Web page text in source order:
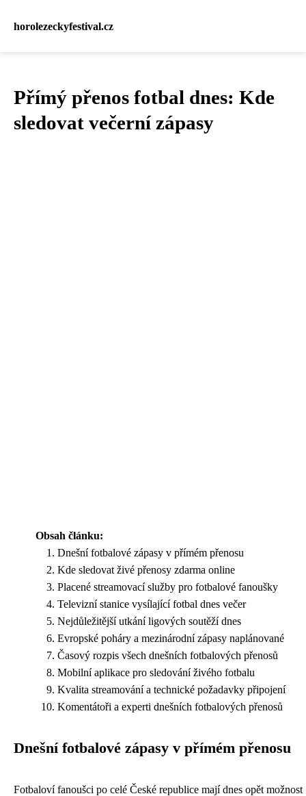
horolezeckyfestival.cz
Přímý přenos fotbal dnes: Kde
sledovat večerní zápasy
Obsah článku:
Dnešní fotbalové zápasy v přímém přenosu
Kde sledovat živé přenosy zdarma online
Placené streamovací služby pro fotbalové fanoušky
Televizní stanice vysílající fotbal dnes večer
Nejdůležitější utkání ligových soutěží dnes
Evropské poháry a mezinárodní zápasy naplánované
Časový rozpis všech dnešních fotbalových přenosů
Mobilní aplikace pro sledování živého fotbalu
Kvalita streamování a technické požadavky připojení
Komentátoři a experti dnešních fotbalových přenosů
Dnešní fotbalové zápasy v přímém přenosu
Fotbaloví fanoušci po celé České republice mají dnes opět možnost